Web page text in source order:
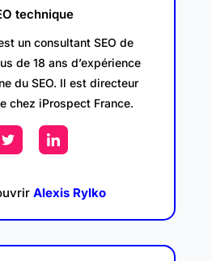
technique
un consultant SEO de
de 18 ans d’expérience
du SEO. Il est directeur
chez iProspect France.
Alexis Rylko